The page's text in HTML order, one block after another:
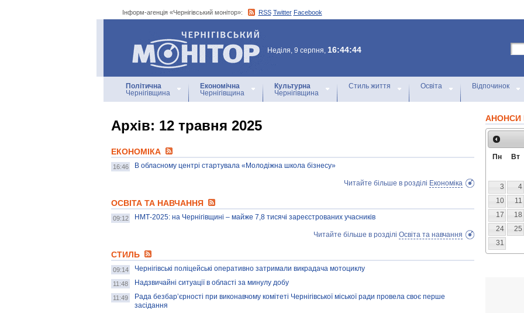
Інформ-агенція «Чернігівський монітор»: RSS Twitter Facebook
Інформ-агенція
«Чернігівський монітор»
Неділя, 9 серпня, 16:44:44
Політична
Чернігівщина
Економічна
Чернігівщина
Культурна
Чернігівщина
Стиль життя Освіта Відпочинок
Архiв: 12 травня 2025
ЕКОНОМІКА
16:46 В обласному центрі стартувала «Молодіжна школа бізнесу»
Читайте більше в розділі Економіка
ОСВІТА ТА НАВЧАННЯ
09:12 НМТ-2025: на Чернігівщині – майже 7,8 тисячі зареєстрованих учасників
Читайте більше в розділі Освіта та навчання
СТИЛЬ
09:14 Чернігівські поліцейські оперативно затримали викрадача мотоциклу
11:48 Надзвичайні ситуації в області за минулу добу
11:49
Рада безбар’єрності при виконавчому комітеті Чернігівської міської ради провела своє перше
засідання
АНОНСИ
Пн Вт
3
4
10
11
17
18
24
25
31